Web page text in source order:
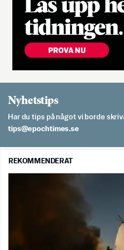
Nyhetstips
Har du tips på något vi borde
es.semithcope@spit
REKOMMENDERAT